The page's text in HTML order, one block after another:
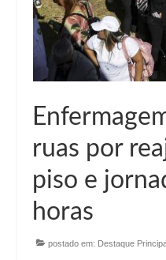
Valores dos
Reserva de
Notícias
Ouvidoria
Contatos
Fale Conosco
NEP
ruas por
piso e
horas
postado em: Destaque